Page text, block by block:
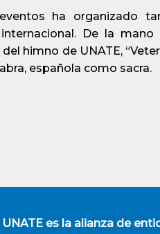
ha organizado
De la mano
himno de UNATE,
española como sacra.
es la alianza de